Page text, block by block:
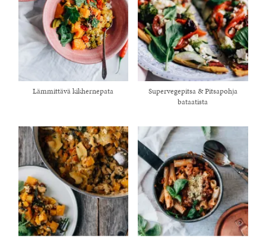
Lämmittävä kikhernepata
Supervegepitsa & Pitsapohja
bataatista